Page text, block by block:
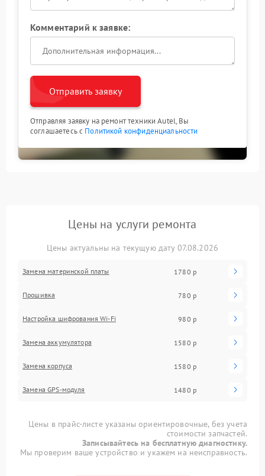
Комментарий к заявке:
Отправить заявку
Отправляя заявку на ремонт техники Autel, Вы
соглашаетесь с Политикой конфиденциальности
Цены на услуги ремонта
Цены актуальны на текущую дату 07.08.2026
Замена материнской платы 1780 р
Прошивка 780 р
Настройка шифрования Wi-Fi 980 р
Замена аккумулятора 1580 р
Замена корпуса 1580 р
Замена GPS-модуля 1480 р
Цены в прайс-листе указаны ориентировочные, без учета
стоимости запчастей.
Записывайтесь на бесплатную диагностику.
Мы проверим ваше устройство и укажем на неисправность.